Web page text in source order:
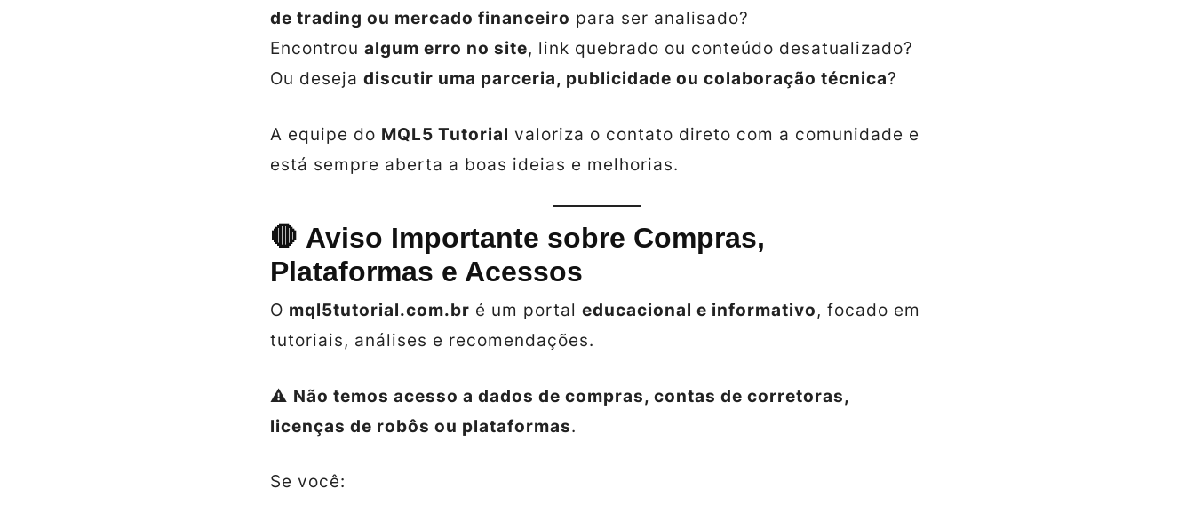
de trading ou mercado financeiro para ser analisado?
Encontrou algum erro no site, link quebrado ou conteúdo desatualizado?
Ou deseja discutir uma parceria, publicidade ou colaboração técnica?
A equipe do MQL5 Tutorial valoriza o contato direto com a comunidade e
está sempre aberta a boas ideias e melhorias.
🛑 Aviso Importante sobre Compras,
Plataformas e Acessos
O mql5tutorial.com.br é um portal educacional e informativo, focado em
tutoriais, análises e recomendações.
⚠️ Não temos acesso a dados de compras, contas de corretoras,
licenças de robôs ou plataformas.
Se você: